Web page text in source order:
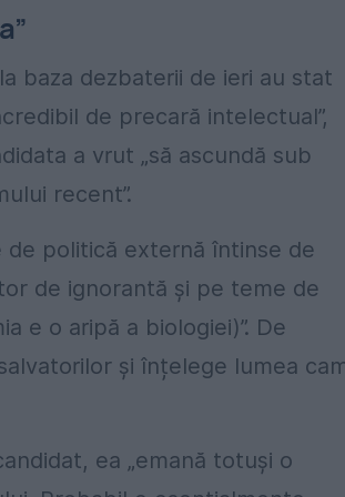
baza dezbaterii de ieri au stat
de precară intelectual”,
a vrut „să ascundă sub
recent”.
de politică externă întinse de
de ignorantă și pe teme de
e o aripă a biologiei)”. De
și înțelege lumea
ea „emană totuși o